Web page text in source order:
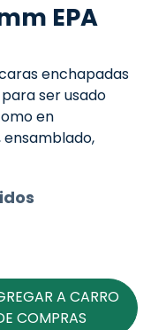
EPA
enchapadas
ser usado
en
A CARRO
COMPRAS